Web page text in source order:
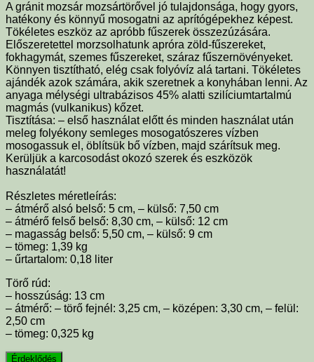
A gránit mozsár mozsártörővel jó tulajdonsága, hogy gyors,
hatékony és könnyű mosogatni az aprítógépekhez képest.
Tökéletes eszköz az apróbb fűszerek összezúzására.
Előszeretettel morzsolhatunk apróra zöld-fűszereket,
fokhagymát, szemes fűszereket, száraz fűszernövényeket.
Könnyen tisztítható, elég csak folyóvíz alá tartani. Tökéletes
ajándék azok számára, akik szeretnek a konyhában lenni. Az
anyaga mélységi ultrabázisos 45% alatti szilíciumtartalmú
magmás (vulkanikus) kőzet.
Tisztítása: – első használat előtt és minden használat után
meleg folyékony semleges mosogatószeres vízben
mosogassuk el, öblítsük bő vízben, majd szárítsuk meg.
Kerüljük a karcosodást okozó szerek és eszközök
használatát!
Részletes méretleírás:
– átmérő alsó belső: 5 cm, – külső: 7,50 cm
– átmérő felső belső: 8,30 cm, – külső: 12 cm
– magasság belső: 5,50 cm, – külső: 9 cm
– tömeg: 1,39 kg
– űrtartalom: 0,18 liter
Törő rúd:
– hosszúság: 13 cm
– átmérő: – törő fejnél: 3,25 cm, – középen: 3,30 cm, – felül:
2,50 cm
– tömeg: 0,325 kg